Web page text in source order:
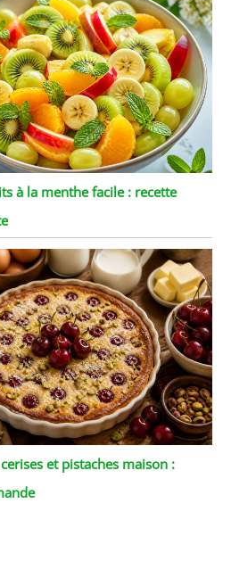
à la menthe facile : recette
et pistaches maison :